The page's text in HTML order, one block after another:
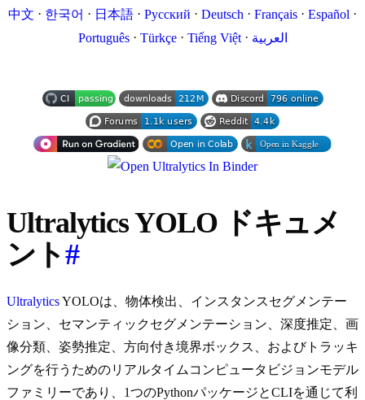
中文 · 한국어 · 日本語 · Русский · Deutsch · Français · Español ·
Português· Türkçe· Tiếng Việt· العربية
Ultralytics YOLO ドキュメ
ント#
UltralyticsYOLOは、物体検出、インスタンスセグメンテー
ション、セマンティックセグメンテーション、深度推定、画
像分類、姿勢推定、方向付き境界ボックス、およびトラッキ
ングを行うためのリアルタイムコンピュータビジョンモデル
ファミリーであり、1つのPythonパッケージとCLIを通じて利